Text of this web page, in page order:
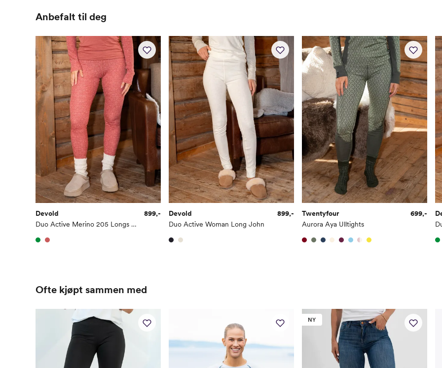
Anbefalt til deg
Devold
Duo Active Merino 205 Longs Woman
899,-
Devold
Duo Active Woman Long John
899,-
Twentyfour
Aurora Aya Ulltights
699,-
Ofte kjøpt sammen med
NY